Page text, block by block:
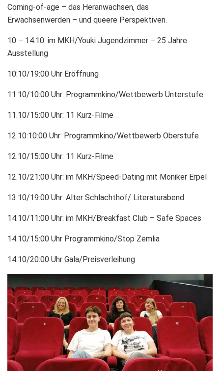
Coming-of-age – das Heranwachsen, das
Erwachsenwerden – und queere Perspektiven.
10 – 14.10: im MKH/Youki Jugendzimmer – 25 Jahre
Ausstellung
10:10/19:00 Uhr Eröffnung
11.10/10:00 Uhr: Programmkino/Wettbewerb Unterstufe
11.10/15:00 Uhr: 11 Kurz-Filme
12.10:10:00 Uhr: Programmkino/Wettbewerb Oberstufe
12.10/15:00 Uhr: 11 Kurz-Filme
12.10/21:00 Uhr: im MKH/Speed-Dating mit Moniker Erpel
13.10/19:00 Uhr: Alter Schlachthof/ Literaturabend
14.10/11:00 Uhr: im MKH/Breakfast Club – Safe Spaces
14.10/15:00 Uhr Programmkino/Stop Zemlia
14.10/20:00 Uhr Gala/Preisverleihung